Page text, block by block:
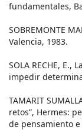
fundamentales,
SOBREMONTE
Valencia, 1983.
SOLA RECHE,
impedir
TAMARIT
retos”, Hermes:
de pensamiento e